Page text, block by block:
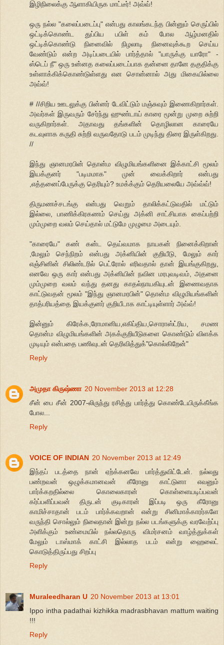
இழிநிலைக்கு ஆளாகியிருக மாட்டீர்! அவ்வ்!
ஒரு நல்ல "கலைப்படைப்பு" என்பது காலங்கடந்த பின்னும் செருப்பில்
ஒட்டிக்கொண்ட துப்பிய பபிள் கம் போல ஆழ்மனதில்
ஒட்டிக்கொண்டு நினைவில் நிழலாடி நினைவுக்கூற செய்ய
வேண்டும் என்ற அடிப்படையில் பார்த்தால் "யாருக்கு யாரோ" -
ஸ்டெப் நீ" ஒரு உன்னத கலைப்படைப்பாக தன்னை தானே தகுதிக்கு
உள்ளாக்கிக்கொண்டுள்ளது என சொன்னால் அது மிகையில்லை
அவ்வ்!
# //சிறிய ஊடலுக்கு பின்னர் டேவிட்டும் மஞ்சுவும் இணைகிறார்கள்.
அவர்கள் இருவரும் சேர்ந்து ஹுண்டாய் காரை மூன்று முறை சுற்றி
வருகிறார்கள். அதாவது தங்களின் தொழிலான காரையே
கடவுளாக கருதி சுற்றி வருவதோடு படம் முடிந்து திரை இருள்கிறது.
//
இந்து ஞானமரபின் தொன்ம விழுமியங்களினை இக்காட்சி மூலம்
இயக்குனர் "படிமமாக" முன் வைக்கிறார் என்பது
,எத்தனைப்பேருக்கு தெரியும்? உமக்க்கும் தெரியலையே அவ்வ்வ்!
திருமணச்சடங்கு என்பது வெறும் தாலிக்கட்டுவதில் மட்டும்
இல்லை, பாணிக்கிரகணம் செய்து அக்னி சாட்சியாக கைப்பற்றி
மும்முறை வலம் செய்தால் மட்டுமே முழுமை அடையும்.
"காரையே" கண் கன்ட தெய்வமாக நாயகன் நினைக்கிறான்
,மேலும் செந்நிறம் என்பது அக்னியின் குறியீடு, மேலும் கார்
எஞ்சினின் சிலிண்டரில் பெட்ரோல் எரிவதால் தான் இயங்குகிறது,
எனவே ஒரு கார் என்பது அக்னியின் நவின மரபுவடிவம், அதனை
மும்முறை வலம் வந்து தனது காதல்நாயகியுடன் இணைவதாக
காட்டுவதன் மூலம் "இந்து ஞானமரபின்" தொன்ம விழுமியங்களின்
தாத்பரியத்தை இயக்குனர் குறியீடாக காட்டியுள்ளார் அவ்வ்!
இன்னும் கிரேக்க,ரோமானிய,எகிப்திய,சொராஸ்ட்ரிய, சமண
தொன்ம விழுமியங்களின் அகக்குறியீடுகளை கொண்டும் விளக்க
முடியும் என்பதை பணிவுடன் தெரிவித்துக்"கொல்கிறேன்"
Reply
அமுதா கிருஷ்ணா 20 November 2013 at 12:28
சீன் பை சீன் 2007-லிருந்து ரசித்து பார்த்து கொண்டேயிருக்கீங்க
போல...
Reply
VOICE OF INDIAN 20 November 2013 at 12:49
இந்தப் படத்தை நான் ஏற்க்கனவே பார்த்துவிட்டேன். நல்லது
பண்றவன் ஒழுக்கமானவன் கீரோனு காட்டுனா எவனும்
பார்க்கறதில்லை கொலைகாரன் கொள்ளையடிப்பவன்
கர்ப்பளிப்பவன் திருடன் குடிகாரன் இப்படி ஒரு கீரோனு
காமிச்சாதான் படம் பார்க்கவறான் என்று சினிமாக்காரர்களே
வருந்தி சொல்லும் நிலைதான் இன்று நல்ல படங்களுக்கு வரவேற்ப்பு
அளிக்கும் உண்மையில் நல்லதொரு விமர்சனம் வாழ்த்துக்கள்
மேலும் டாஸ்மாக் காட்சி இல்லாத படம் என்று ஹைலைட்
கொடுத்திருப்பது சிறப்பு
Reply
Muraleedharan U 20 November 2013 at 13:01
Ippo intha padathai kizhikka madrasbhavan mattum waiting
!!!
Reply